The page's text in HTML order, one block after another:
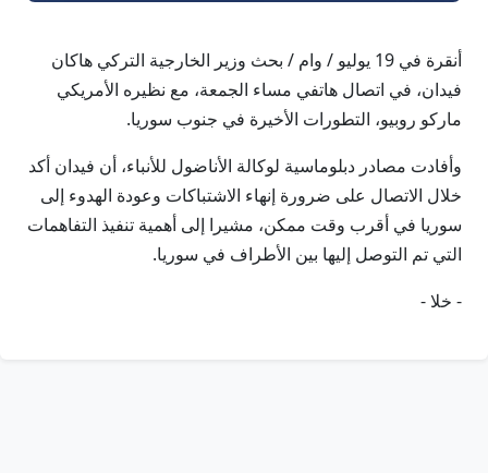
أنقرة في 19 يوليو / وام / بحث وزير الخارجية التركي هاكان
فيدان، في اتصال هاتفي مساء الجمعة، مع نظيره الأمريكي
ماركو روبيو، التطورات الأخيرة في جنوب سوريا.
وأفادت مصادر دبلوماسية لوكالة الأناضول للأنباء، أن فيدان أكد
خلال الاتصال على ضرورة إنهاء الاشتباكات وعودة الهدوء إلى
سوريا في أقرب وقت ممكن، مشيرا إلى أهمية تنفيذ التفاهمات
التي تم التوصل إليها بين الأطراف في سوريا.
- خلا -